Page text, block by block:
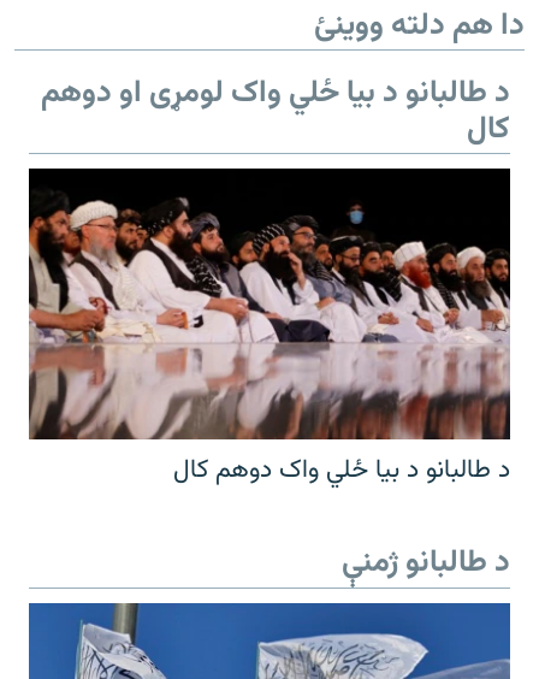
دا هم دلته ووینئ
د طالبانو د بیا ځلي واک لومړی او دوهم
کال
د طالبانو د بیا ځلي واک دوهم کال
د طالبانو ژمنې